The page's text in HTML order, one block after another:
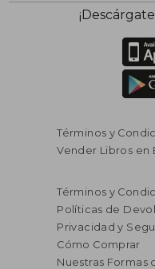
Términos y
Vender Libros en
Términos y
Políticas de
Privacidad y
Cómo Comprar
Nuestras Formas